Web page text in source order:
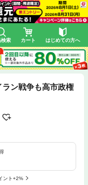
検索 カート はじめての方へ
ン戦争も高市政権
ント+2%